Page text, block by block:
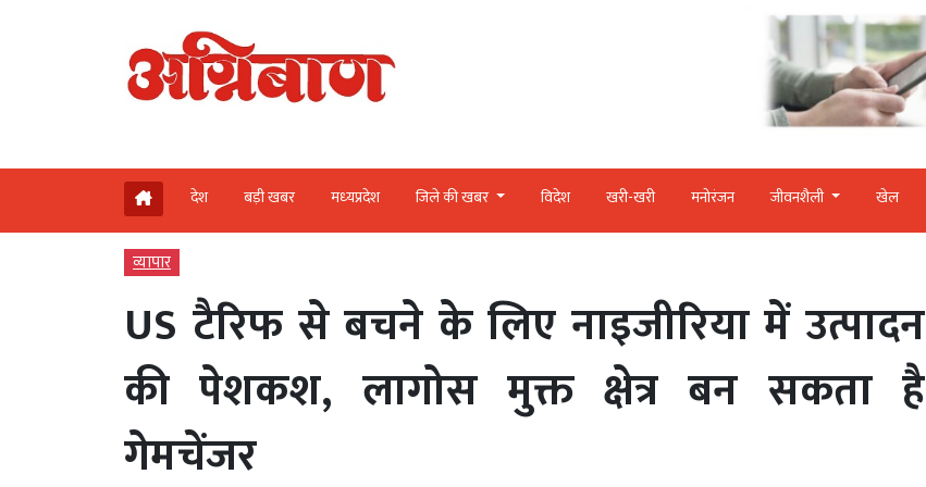
देश बड़ी खबर मध्‍यप्रदेश जिले की खबर विदेश खरी-खरी मनोरंजन जीवनशैली खेल
व्‍यापार
US टैरिफ से बचने के लिए नाइजीरिया में उत्पादन
की पेशकश, लागोस मुक्त क्षेत्र बन सकता है
गेमचेंजर